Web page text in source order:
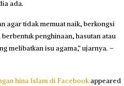
ada.
agar tidak memuat naik, berkongsi
penghinaan, hasutan atau
melibatkan isu agama,” ujarnya. –
hina Islam di Facebookappeared